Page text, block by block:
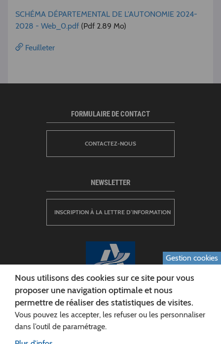
SCHÉMA DÉPARTEMENTAL DE L'AUTONOMIE 2024-
2028 - Web_0.pdf (Pdf 2.89 Mo)
Feuilleter
CONSEIL DÉPARTEMENTAL DE L'AISNE
Siège :
FORMULAIRE DE CONTACT
CONTACTEZ-NOUS
NEWSLETTER
INSCRIPTION À LA LETTRE D’INFORMATION
Gestion cookies
Nous utilisons des cookies sur ce site pour vous
proposer une navigation optimale et nous
permettre de réaliser des statistiques de visites.
Vous pouvez les accepter, les refuser ou les personnaliser
dans l’outil de paramétrage.